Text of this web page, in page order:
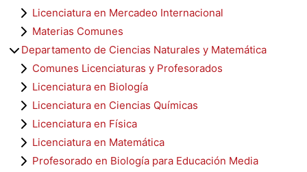
Licenciatura en Mercadeo Internacional
Materias Comunes
Departamento de Ciencias Naturales y Matemática
Comunes Licenciaturas y Profesorados
Licenciatura en Biología
Licenciatura en Ciencias Químicas
Licenciatura en Física
Licenciatura en Matemática
Profesorado en Biología para Educación Media